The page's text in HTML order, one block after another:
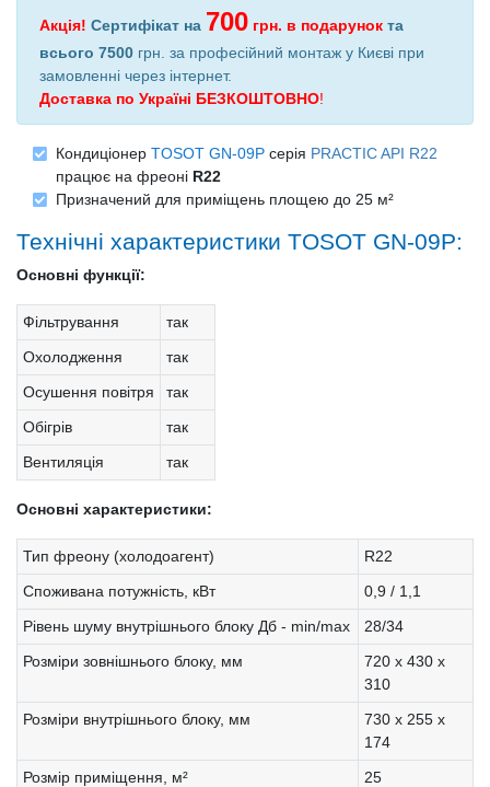
Акція! Сертифікат на 700 грн. в подарунок та
всього 7500 грн. за професійний монтаж у Києві при
замовленні через інтернет.
Доставка по Україні БЕЗКОШТОВНО!
Кондиціонер TOSOT GN-09P серія PRACTIC API R22
працює на фреоні R22
Призначений для приміщень площею до 25 м²
Технічні характеристики TOSOT GN-09P:
Основні функції:
Фільтрування
так
Охолодження
так
Осушення повітря
так
Обігрів
так
Вентиляція
так
Основні характеристики:
Тип фреону (холодоагент)
R22
Споживана потужність, кВт
0,9 / 1,1
Рівень шуму внутрішнього блоку Дб - min/max
28/34
Розміри зовнішнього блоку, мм
720 х 430 х
310
Розміри внутрішнього блоку, мм
730 x 255 x
174
Розмір приміщення, м²
25